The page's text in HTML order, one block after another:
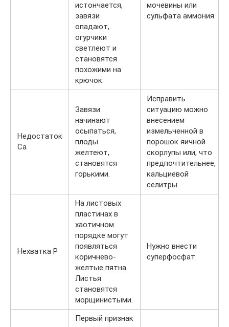
истончается,
завязи
опадают,
огурчики
светлеют и
становятся
похожими на
крючок.
мочевины или
сульфата аммония.
Недостаток
Ca
Завязи
начинают
осыпаться,
плоды
желтеют,
становятся
горькими.
Исправить
ситуацию можно
внесением
измельченной в
порошок яичной
скорлупы или, что
предпочтительнее,
кальциевой
селитры.
Нехватка Р
На листовых
пластинах в
хаотичном
порядке могут
появляться
коричнево-
желтые пятна.
Листья
становятся
морщинистыми.
Нужно внести
суперфосфат.
Первый признак